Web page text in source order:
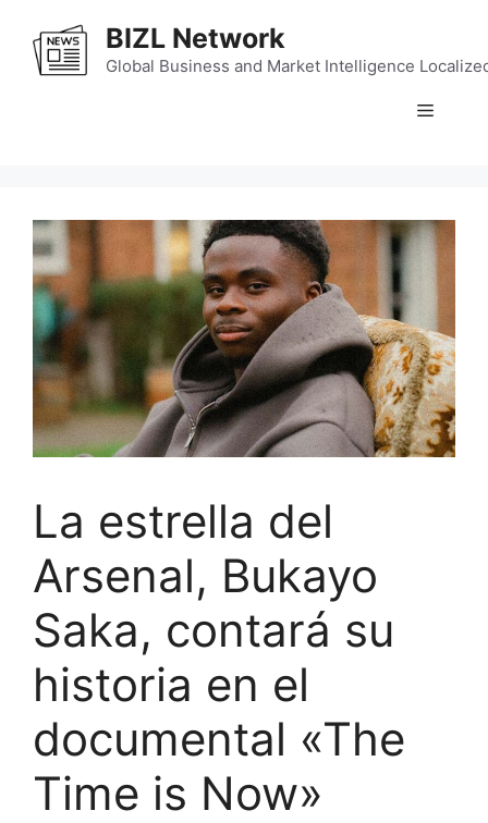
content
BIZL Network
Global Business and Market Intelligence
Menu
La estrella del
Arsenal, Bukayo
Saka, contará su
historia en el
documental «The
Time is Now»